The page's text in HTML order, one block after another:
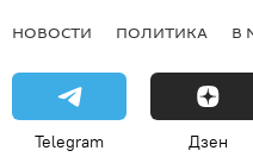
НОВОСТИ ПОЛИТИКА В
Telegram Дзен